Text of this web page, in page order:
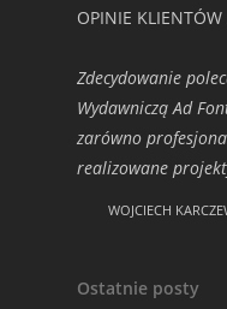
OPINIE
Zdecydowanie
Wydawniczą Ad
zarówno
realizowane
WOJCIECH
Ostatnie posty